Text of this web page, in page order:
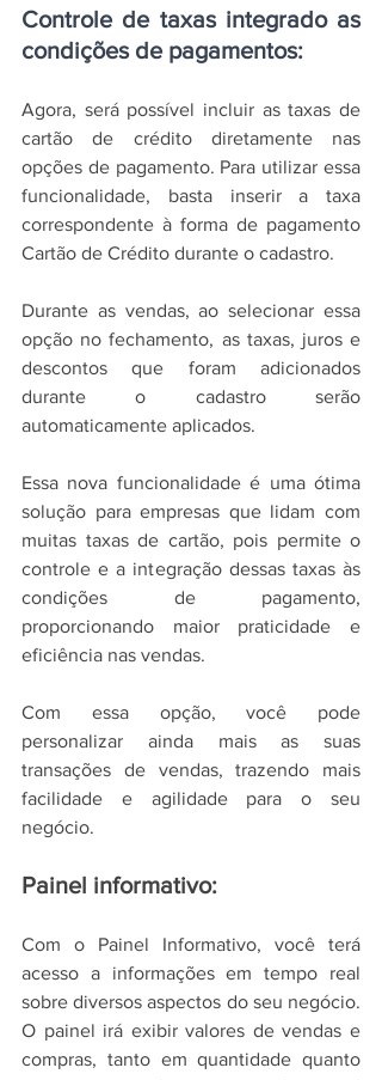
Controle de taxas integrado as
condições de pagamentos:
Agora, será possível incluir as taxas de
cartão de crédito diretamente nas
opções de pagamento. Para utilizar essa
funcionalidade, basta inserir a taxa
correspondente à forma de pagamento
Cartão de Crédito durante o cadastro.
Durante as vendas, ao selecionar essa
opção no fechamento, as taxas, juros e
descontos que foram adicionados
durante o cadastro serão
automaticamente aplicados.
Essa nova funcionalidade é uma ótima
solução para empresas que lidam com
muitas taxas de cartão, pois permite o
controle e a integração dessas taxas às
condições de pagamento,
proporcionando maior praticidade e
eficiência nas vendas.
Com essa opção, você pode
personalizar ainda mais as suas
transações de vendas, trazendo mais
facilidade e agilidade para o seu
negócio.
Painel informativo:
Com o Painel Informativo, você terá
acesso a informações em tempo real
sobre diversos aspectos do seu negócio.
O painel irá exibir valores de vendas e
compras, tanto em quantidade quanto